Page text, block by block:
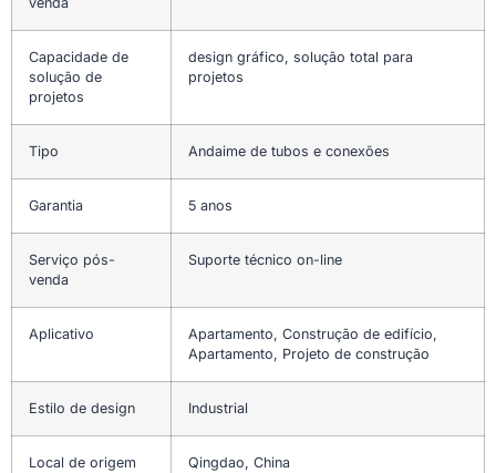
Capacidade de
solução de
projetos
design gráfico, solução total para
projetos
Tipo Andaime de tubos e conexões
Garantia 5 anos
Serviço pós-
venda
Suporte técnico on-line
Aplicativo
Apartamento, Construção de edifício,
Apartamento, Projeto de construção
Estilo de design Industrial
Local de origem Qingdao, China